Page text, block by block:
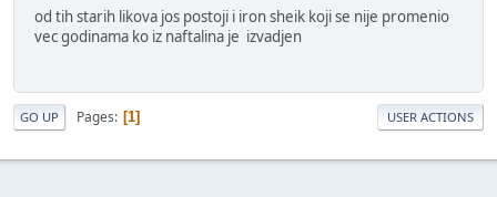
od tih starih likova jos postoji i iron sheik koji se nije promenio
vec godinama ko iz naftalina je izvadjen
GO UP Pages 1 USER ACTIONS